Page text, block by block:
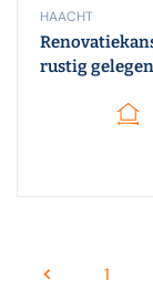
HAACHT
rustig
1